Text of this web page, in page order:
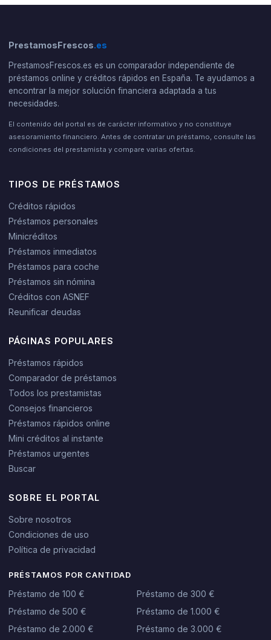
PrestamosFrescos.es
PrestamosFrescos.es es un comparador independiente de
préstamos online y créditos rápidos en España. Te ayudamos a
encontrar la mejor solución financiera adaptada a tus
necesidades.
El contenido del portal es de carácter informativo y no constituye
asesoramiento financiero. Antes de contratar un préstamo, consulte las
condiciones del prestamista y compare varias ofertas.
TIPOS DE PRÉSTAMOS
Créditos rápidos
Préstamos personales
Minicréditos
Préstamos inmediatos
Préstamos para coche
Préstamos sin nómina
Créditos con ASNEF
Reunificar deudas
PÁGINAS POPULARES
Préstamos rápidos
Comparador de préstamos
Todos los prestamistas
Consejos financieros
Préstamos rápidos online
Mini créditos al instante
Préstamos urgentes
Buscar
SOBRE EL PORTAL
Sobre nosotros
Condiciones de uso
Política de privacidad
PRÉSTAMOS POR CANTIDAD
Préstamo de 100 €
Préstamo de 300 €
Préstamo de 500 €
Préstamo de 1.000 €
Préstamo de 2.000 €
Préstamo de 3.000 €